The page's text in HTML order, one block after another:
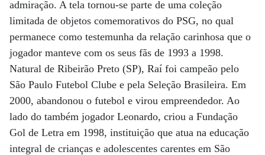
admiração. A tela tornou-se parte de uma coleção
limitada de objetos comemorativos do PSG, no qual
permanece como testemunha da relação carinhosa que o
jogador manteve com os seus fãs de 1993 a 1998.
Natural de Ribeirão Preto (SP), Raí foi campeão pelo
São Paulo Futebol Clube e pela Seleção Brasileira. Em
2000, abandonou o futebol e virou empreendedor. Ao
lado do também jogador Leonardo, criou a Fundação
Gol de Letra em 1998, instituição que atua na educação
integral de crianças e adolescentes carentes em São